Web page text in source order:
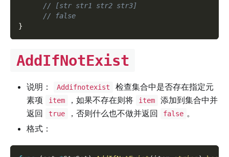
// [str str1 str2 str3]
// false
}
AddIfNotExist
说明： Addifnotexist
检查集合中是否存在指定元
素项
item ，如果不存在则将 item
添加到集合中并
返回
true ，否则什么也不做并返回 false 。
格式：